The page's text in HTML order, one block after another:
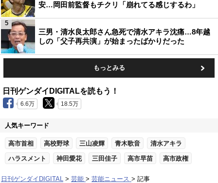
安…岡田前監督もチクリ「崩れてる感じするわ」
三男・清水良太郎さん急死で清水アキラ沈痛…8年越
しの「父子再共演」が始まったばかりだった
5
もっとみる
日刊ゲンダイDIGITALを読もう！
6.6万 18.5万
人気キーワード
高市首相 高校野球 三山凌輝 青木歌音 清水アキラ
ハラスメント 神田愛花 三田佳子 高市早苗 高市政権
日刊ゲンダイDIGITAL 芸能 芸能ニュース 記事